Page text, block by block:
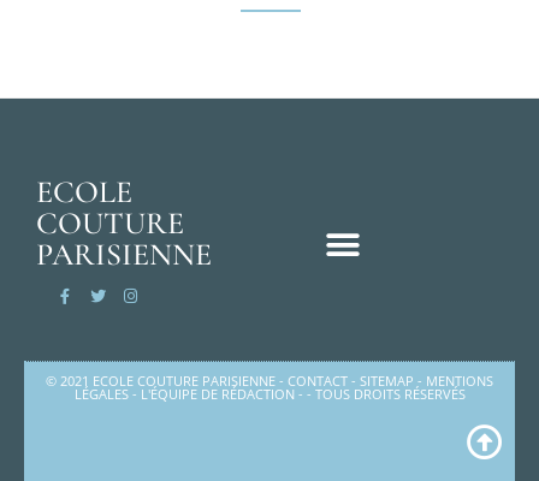
ECOLE
COUTURE
PARISIENNE
© 2021 ECOLE COUTURE PARISIENNE - CONTACT - SITEMAP - MENTIONS
LÉGALES- L'ÉQUIPE DE RÉDACTION- - TOUS DROITS RÉSERVÉS